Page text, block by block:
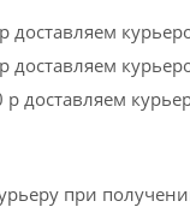
доставляем
доставляем
доставляем
при